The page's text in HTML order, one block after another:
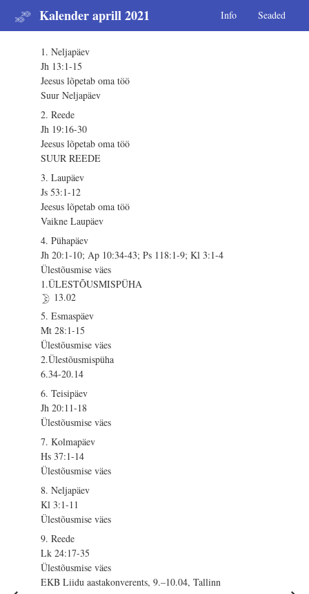
Kalender aprill 2021 Info Seaded
1. Neljapäev
Jh 13:1-15
Jeesus lõpetab oma töö
Suur Neljapäev
2. Reede
Jh 19:16-30
Jeesus lõpetab oma töö
SUUR REEDE
3. Laupäev
Js 53:1-12
Jeesus lõpetab oma töö
Vaikne Laupäev
4. Pühapäev
Jh 20:1-10; Ap 10:34-43; Ps 118:1-9; Kl 3:1-4
Ülestõusmise väes
1.ÜLESTÕUSMISPÜHA
13.02
5. Esmaspäev
Mt 28:1-15
Ülestõusmise väes
2.Ülestõusmispüha
6.34-20.14
6. Teisipäev
Jh 20:11-18
Ülestõusmise väes
7. Kolmapäev
Hs 37:1-14
Ülestõusmise väes
8. Neljapäev
Kl 3:1-11
Ülestõusmise väes
9. Reede
Lk 24:17-35
Ülestõusmise väes
EKB Liidu aastakonverents, 9.–10.04, Tallinn